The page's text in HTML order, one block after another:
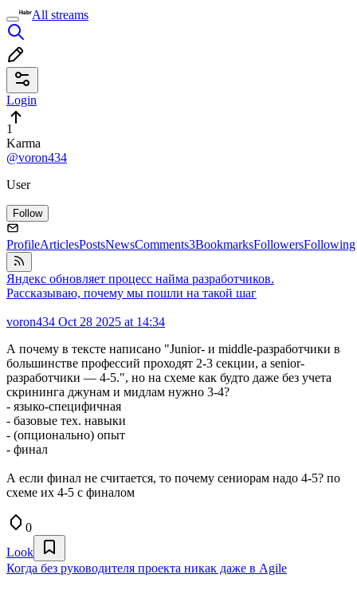
All streams
Login
1
Karma
@voron434
User
Follow
ProfileArticlesPostsNewsComments3BookmarksFollowersFollowing
Яндекс обновляет процесс найма разработчиков.
Рассказываю, почему мы пошли на такой шаг
voron434 Oct 28 2025 at 14:34
А почему в тексте написано "Junior- и middle-разработчики в
большинстве профессий проходят 2-3 секции, а senior-
разработчики — 4-5.", но на схеме как будто даже без учета
скрининга джунам и мидлам нужно 3-4?
- языко-специфичная
- базовые тех. навыки
- (опционально) опыт
- финал
А если финал не считается, то почему сениорам надо 4-5? по
схеме их 4-5 с финалом
0
Look
Когда без руководителя проекта никак даже в Agile